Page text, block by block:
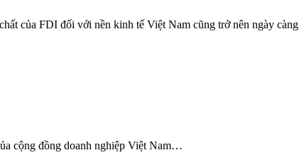
của FDI đối với nền kinh tế Việt Nam cũng trở nên ngày càng
cộng đồng doanh nghiệp Việt Nam…